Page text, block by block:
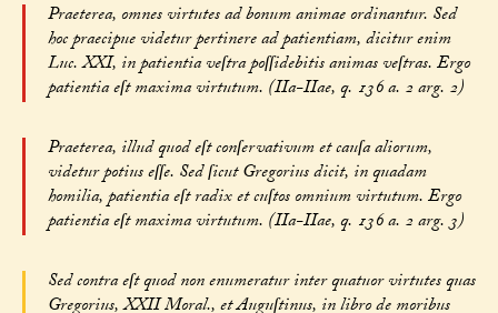
Praeterea, omnes virtutes ad bonum animae ordinantur. Sed
hoc praecipue videtur pertinere ad patientiam, dicitur enim
Luc. XXI, in patientia veſtra poſſidebitis animas veſtras. Ergo
patientia eſt maxima virtutum. (IIa-IIae, q. 136 a. 2 arg. 2)
Praeterea, illud quod eſt conſervativum et cauſa aliorum,
videtur potius eſſe. Sed ſicut Gregorius dicit, in quadam
homilia, patientia eſt radix et cuſtos omnium virtutum. Ergo
patientia eſt maxima virtutum. (IIa-IIae, q. 136 a. 2 arg. 3)
Sed contra eſt quod non enumeratur inter quatuor virtutes quas